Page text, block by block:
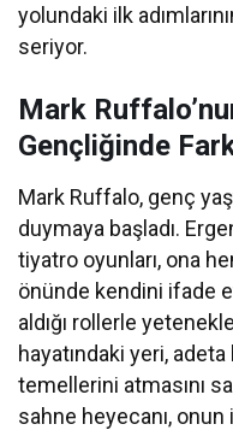
yolundaki ilk
seriyor.
Mark
Gençliğinde
Mark Ruffalo, genç
duymaya başladı.
tiyatro oyunları, ona
önünde kendini ifade
aldığı rollerle
hayatındaki yeri,
temellerini atmasını
sahne heyecanı,